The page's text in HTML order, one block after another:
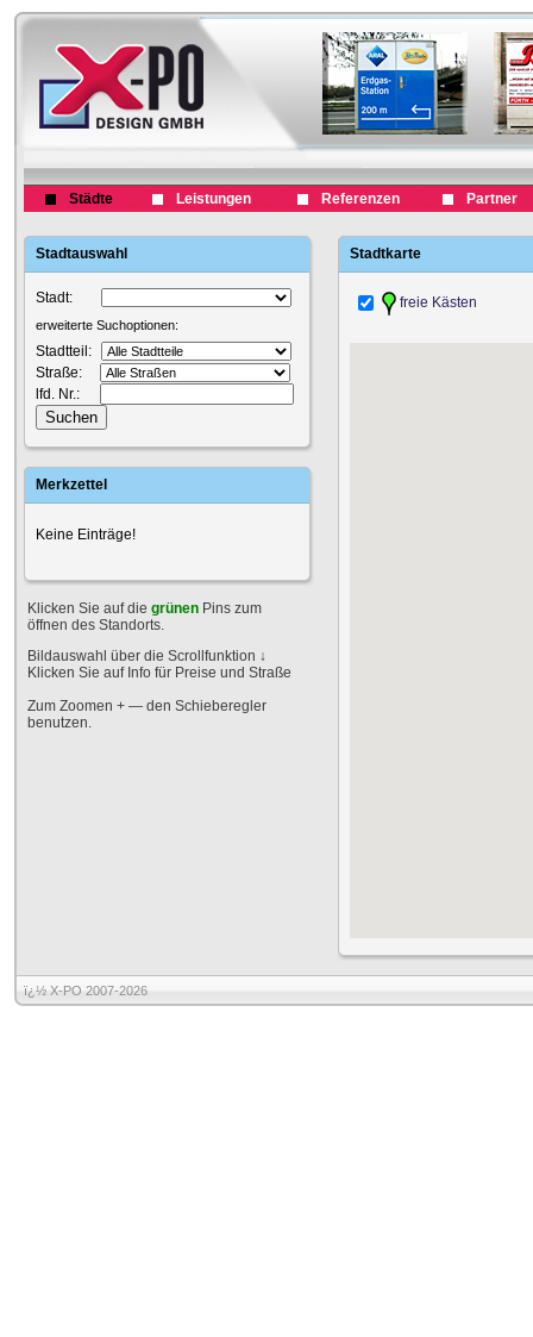
Städte Leistungen Referenzen Partner
Stadtauswahl
Stadt:
erweiterte Suchoptionen:
Stadtteil:
Straße:
lfd. Nr.:
Merkzettel
Keine Einträge!
Klicken Sie auf die grünen Pins zum
öffnen des Standorts.
Bildauswahl über die Scrollfunktion ↓
Klicken Sie auf Info für Preise und Straße
Zum Zoomen + — den Schieberegler
benutzen.
Stadtkarte
freie Kästen
ï¿½ X-PO 2007-2026